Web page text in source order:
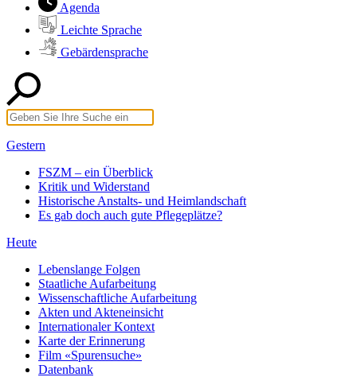
Agenda
Leichte Sprache
Gebärdensprache
Gestern
FSZM – ein Überblick
Kritik und Widerstand
Historische Anstalts- und Heimlandschaft
Es gab doch auch gute Pflegeplätze?
Heute
Lebenslange Folgen
Staatliche Aufarbeitung
Wissenschaftliche Aufarbeitung
Akten und Akteneinsicht
Internationaler Kontext
Karte der Erinnerung
Film «Spurensuche»
Datenbank